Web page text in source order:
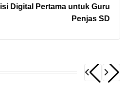
Digital Pertama untuk Guru
Penjas SD